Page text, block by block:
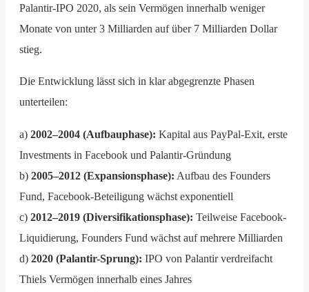
Palantir-IPO 2020, als sein Vermögen innerhalb weniger
Monate von unter 3 Milliarden auf über 7 Milliarden Dollar
stieg.
Die Entwicklung lässt sich in klar abgegrenzte Phasen
unterteilen:
a) 2002–2004 (Aufbauphase): Kapital aus PayPal-Exit, erste
Investments in Facebook und Palantir-Gründung
b) 2005–2012 (Expansionsphase): Aufbau des Founders
Fund, Facebook-Beteiligung wächst exponentiell
c) 2012–2019 (Diversifikationsphase): Teilweise Facebook-
Liquidierung, Founders Fund wächst auf mehrere Milliarden
d) 2020 (Palantir-Sprung): IPO von Palantir verdreifacht
Thiels Vermögen innerhalb eines Jahres